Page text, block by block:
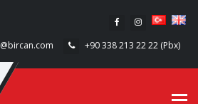
+90 338 213 22 22 (Pbx)